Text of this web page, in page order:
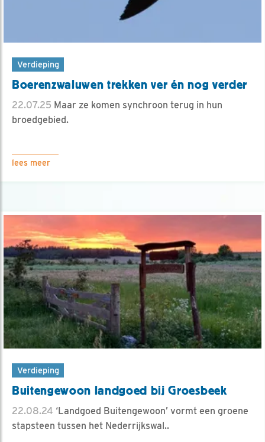
Verdieping
Boerenzwaluwen trekken ver én nog verder
22.07.25 Maar ze komen synchroon terug in hun
broedgebied.
lees meer
Verdieping
Buitengewoon landgoed bij Groesbeek
22.08.24 ‘Landgoed Buitengewoon’ vormt een groene
stapsteen tussen het Nederrijkswal..